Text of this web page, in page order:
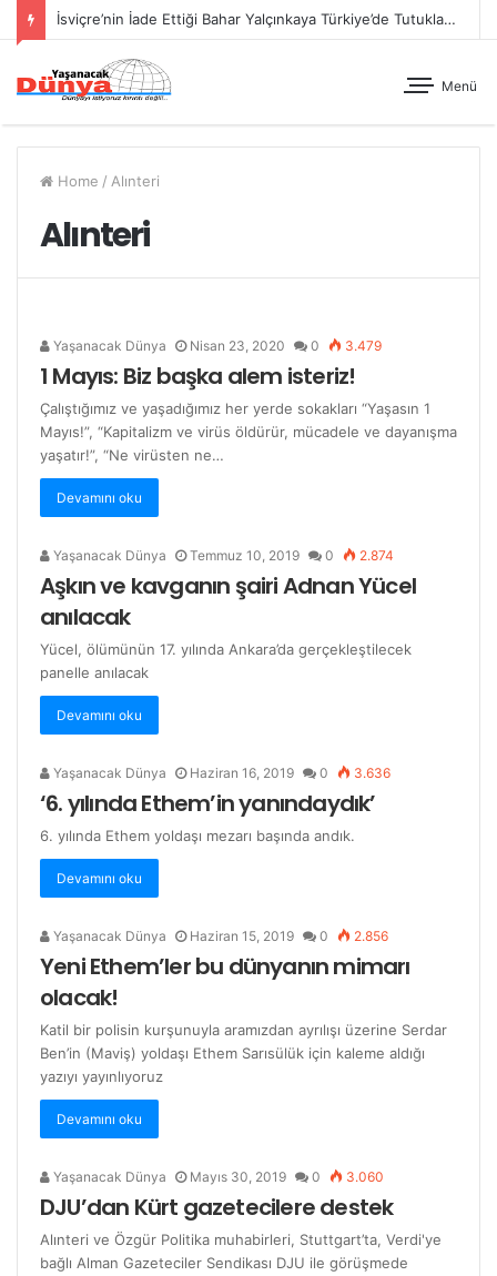
İsviçre’nin İade Ettiği Bahar Yalçınkaya Türkiye’de Tutuklandı
Menü
Home / Alınteri
Alınteri
Yaşanacak Dünya Nisan 23, 2020 0 3.479
1 Mayıs: Biz başka alem isteriz!
Çalıştığımız ve yaşadığımız her yerde sokakları “Yaşasın 1
Mayıs!”, “Kapitalizm ve virüs öldürür, mücadele ve dayanışma
yaşatır!”, “Ne virüsten ne…
Devamını oku
Yaşanacak Dünya Temmuz 10, 2019 0 2.874
Aşkın ve kavganın şairi Adnan Yücel
anılacak
Yücel, ölümünün 17. yılında Ankara’da gerçekleştilecek
panelle anılacak
Devamını oku
Yaşanacak Dünya Haziran 16, 2019 0 3.636
‘6. yılında Ethem’in yanındaydık’
6. yılında Ethem yoldaşı mezarı başında andık.
Devamını oku
Yaşanacak Dünya Haziran 15, 2019 0 2.856
Yeni Ethem’ler bu dünyanın mimarı
olacak!
Katil bir polisin kurşunuyla aramızdan ayrılışı üzerine Serdar
Ben’in (Maviş) yoldaşı Ethem Sarısülük için kaleme aldığı
yazıyı yayınlıyoruz
Devamını oku
Yaşanacak Dünya Mayıs 30, 2019 0 3.060
DJU’dan Kürt gazetecilere destek
Alınteri ve Özgür Politika muhabirleri, Stuttgart’ta, Verdi'ye
bağlı Alman Gazeteciler Sendikası DJU ile görüşmede